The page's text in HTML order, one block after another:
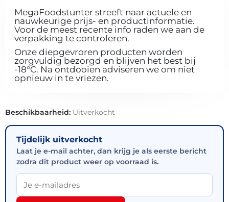
MegaFoodstunter streeft naar actuele en
nauwkeurige prijs- en productinformatie.
Voor de meest recente info raden we aan de
verpakking te controleren.
Onze diepgevroren producten worden
zorgvuldig bezorgd en blijven het best bij
-18°C. Na ontdooien adviseren we om niet
opnieuw in te vriezen.
Beschikbaarheid: Uitverkocht
Tijdelijk uitverkocht
Laat je e-mail achter, dan krijg je als eerste bericht
zodra dit product weer op voorraad is.